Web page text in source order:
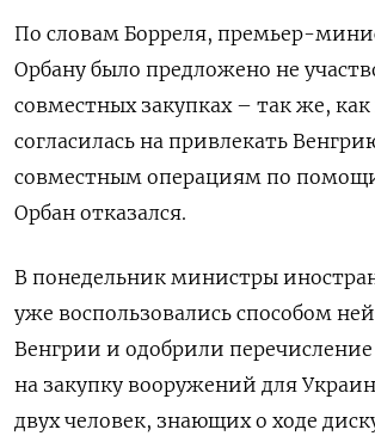
По словам Борреля, премьер-
Орбану было предложено не
совместных закупках – так же,
согласилась на привлекать
совместным операциям по
Орбан отказался.
В понедельник министры
уже воспользовались способом
Венгрии и одобрили перечисление
на закупку вооружений для
двух человек, знающих о ходе